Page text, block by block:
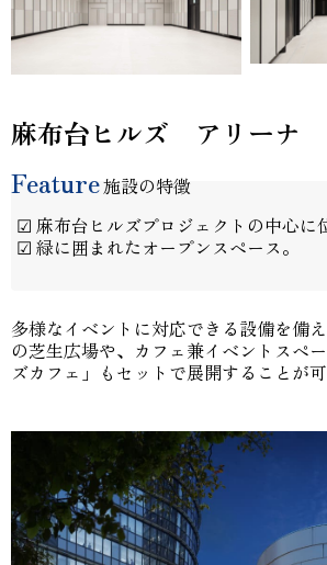
麻布台ヒルズ アリーナ
Feature施設の特徴
☑ 麻布台ヒルズプロジェクトの中心に
☑ 緑に囲まれたオープンスペース。
多様なイベントに対応できる設備を備
の芝生広場や、カフェ兼イベントスペ
ズカフェ」もセットで展開することが可